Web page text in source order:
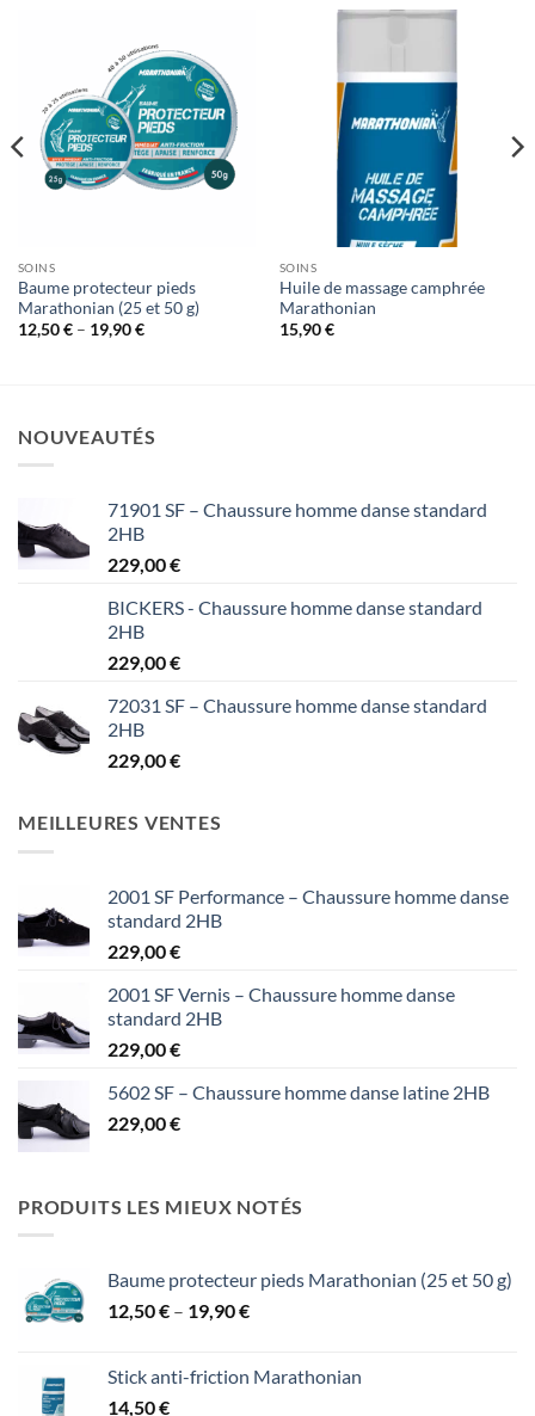
SOINS
Baume protecteur pieds
Marathonian (25 et 50 g)
12,50€ – 19,90€Price
SOINS
Huile de massage camphrée
Marathonian
15,90€
NOUVEAUTÉS
71901 SF – Chaussure homme danse standard
2HB
229,00€
BICKERS - Chaussure homme danse standard
2HB
229,00€
72031 SF – Chaussure homme danse standard
2HB
229,00€
MEILLEURES VENTES
2001 SF Performance – Chaussure homme danse
standard 2HB
229,00€
2001 SF Vernis – Chaussure homme danse
standard 2HB
229,00€
5602 SF – Chaussure homme danse latine 2HB
229,00€
PRODUITS LES MIEUX NOTÉS
Baume protecteur pieds Marathonian (25 et 50 g)
12,50€ – 19,90€Price
through
Stick anti-friction Marathonian
14,50€